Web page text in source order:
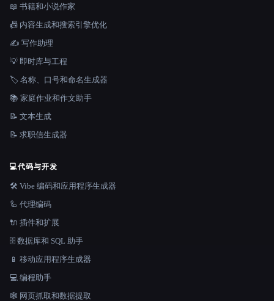
📖 书籍和小说作家
📠 内容生成和搜索引擎优化
✍️ 写作助理
💡 即时库与工程
🏷️ 名称、口号和命名生成器
📚 家庭作业和作文助手
📝 文本生成
📝 求职信生成器
💻代码与开发
🛠️ Vibe 编码和应用程序生成器
🦾 代理编码
🔌 插件和扩展
🗄️ 数据库和 SQL 助手
📱 移动应用程序生成器
💻 编程助手
🕸️ 网页抓取和数据提取